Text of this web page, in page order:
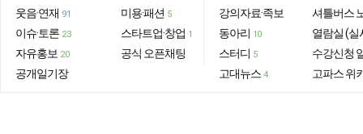
웃음·연재 91
이슈·토론 23
자유홍보 20
공개일기장
미용·패션 5
스타트업·창업 1
공식 오픈채팅
강의자료·족보
동아리 10
스터디 5
고대뉴스 4
셔틀버스
열람실 (실
수강신청
고파스 위